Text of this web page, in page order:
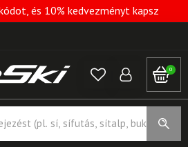
és 10% kedvezményt kapsz
0